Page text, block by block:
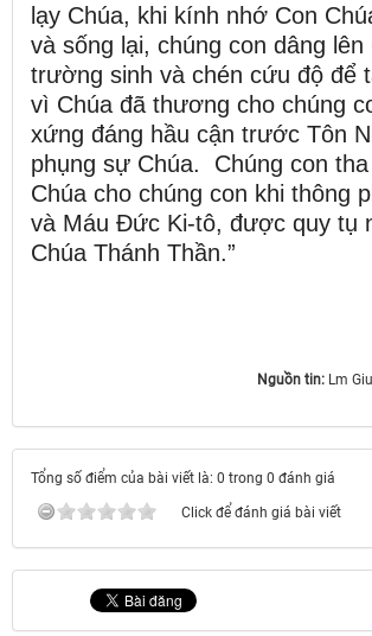
lạy Chúa, khi kính nhớ Con
và sống lại, chúng con dâng lên
trường sinh và chén cứu độ để
vì Chúa đã thương cho chúng
xứng đáng hầu cận trước Tôn
phụng sự Chúa. Chúng con
Chúa cho chúng con khi thông
và Máu Ðức Ki-tô, được quy tụ
Chúa Thánh Thần.”
Nguồn tin: Lm
Tổng số điểm của bài viết là: 0 trong 0 đánh giá
Click để đánh giá bài viết